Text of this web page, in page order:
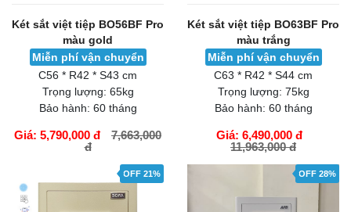
Két sắt việt tiệp BO56BF Pro
màu gold
Miễn phí vận chuyển
C56 * R42 * S43 cm
Trọng lượng: 65kg
Bảo hành: 60 tháng
Giá: 5,790,000 đ
7,663,000
đ
Két sắt việt tiệp BO63BF Pro
màu trắng
Miễn phí vận chuyển
C63 * R42 * S44 cm
Trọng lượng: 75kg
Bảo hành: 60 tháng
Giá: 6,490,000 đ
11,963,000 đ
GIỎ HÀNG
OFF 21% OFF 28%